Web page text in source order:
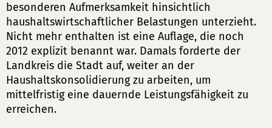
besonderen Aufmerksamkeit hinsichtlich
haushaltswirtschaftlicher Belastungen unterzieht.
Nicht mehr enthalten ist eine Auflage, die noch
2012 explizit benannt war. Damals forderte der
Landkreis die Stadt auf, weiter an der
Haushaltskonsolidierung zu arbeiten, um
mittelfristig eine dauernde Leistungsfähigkeit zu
erreichen.